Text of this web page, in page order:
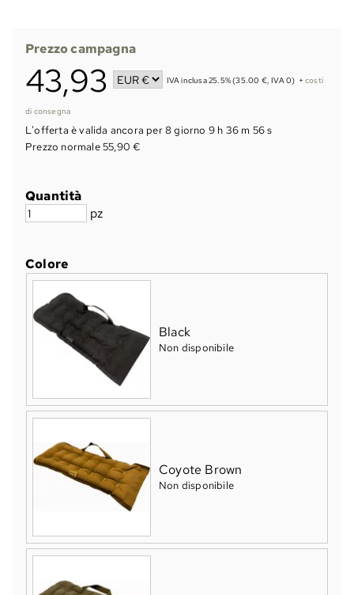
Prezzo campagna
43,93 IVA inclusa 25.5% (35.00 €, IVA 0) +costi
di consegna
L'offerta è valida ancora per8 giorno 9 h 36 m 56 s
Prezzo normale 55,90 €
Quantità
pz
Colore
Black
Non disponibile
Coyote Brown
Non disponibile